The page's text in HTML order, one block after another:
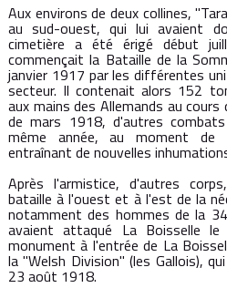
Aux environs de deux collines,
au sud-ouest, qui lui avaient
cimetière a été érigé début
commençait la Bataille de la
janvier 1917 par les différentes
secteur. Il contenait alors 152
aux mains des Allemands au
de mars 1918, d'autres
même année, au moment de
entraînant de nouvelles
Après l'armistice, d'autres
bataille à l'ouest et à l'est de la
notamment des hommes de la
avaient attaqué La Boisselle
monument à l'entrée de La
la "Welsh Division" (les Gallois),
23 août 1918.